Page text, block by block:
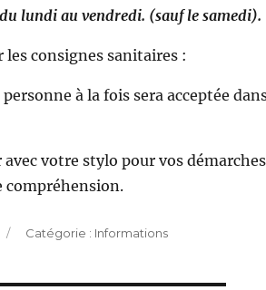
lundi au vendredi. (sauf le samedi).
les consignes sanitaires :
à la fois sera acceptée
votre stylo pour vos
compréhension.
Catégories
Informations